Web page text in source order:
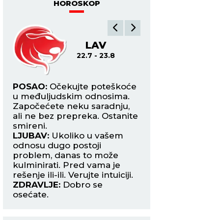
HOROSKOP
LAV
22.7 - 23.8
POSAO: Očekujte poteškoće
u međuljudskim odnosima.
Započećete neku saradnju,
ali ne bez prepreka. Ostanite
smireni.
LJUBAV: Ukoliko u vašem
odnosu dugo postoji
problem, danas to može
kulminirati. Pred vama je
rešenje ili-ili. Verujte intuiciji.
ZDRAVLJE: Dobro se
osećate.